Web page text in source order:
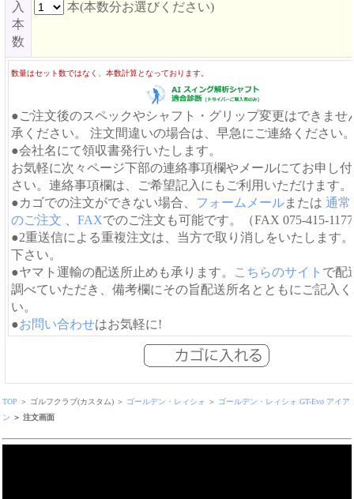
入
本
数
本(本数分お選びください)
数量はセット数ではなく、本数計算となっております。
●ご注文後のスペックやシャフト・グリップ変更はできませ
承ください。 注文間違いの場合は、早急にご連絡ください
●会社名にて領収書発行いたします。
お気軽に次々ページ下部の連絡事項欄やメールにてお申し
さい。連絡事項欄は、ご希望記入にもご利用いただけます。
●カゴでの注文ができない場合、 フォームメールまたは 通常
のご注文
FAXでのご注文も可能です。（FAX 075-415-
●2重送信による重複注文は、当方で取り消しをいたします
下さい。
●ヤマト運輸の配送所止めも承ります。
こちらのサイト で配
調べていただき、備考欄にその旨配送所名とともにご記入
い。
●お問い合わせはお気軽に!
TOP ＞ ゴルフクラブ(カスタム) ＞ ゴールデン・レィシォ ＞ ゴールデン・レィシォ GT-Evo アイア
ン ＞ 注文画面